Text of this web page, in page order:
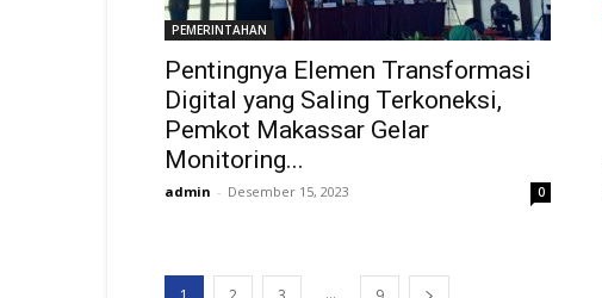
PEMERINTAHAN
Pentingnya Elemen Transformasi
Digital yang Saling Terkoneksi,
Pemkot Makassar Gelar
Monitoring...
admin - Desember 15, 2023 0
...